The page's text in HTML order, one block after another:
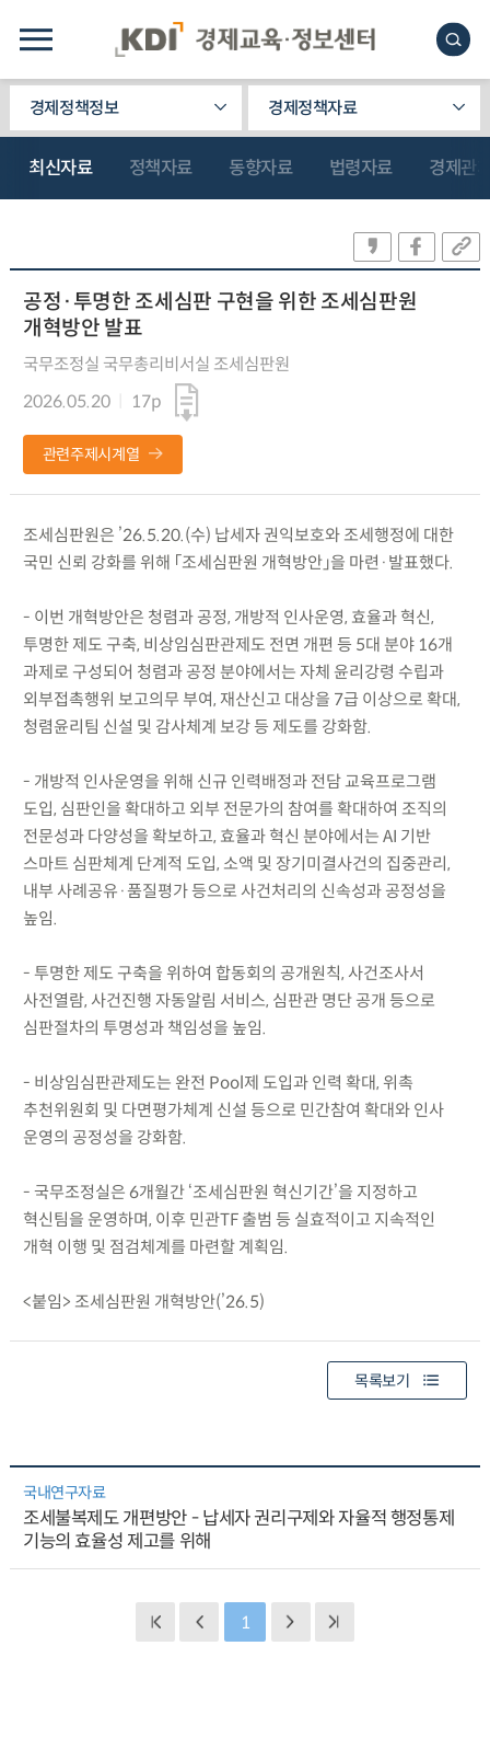
경제정책정보 경제정책자료
최신자료 정책자료 동향자료 법령자료 경제관
공정·투명한 조세심판 구현을 위한 조세심판원
개혁방안 발표
국무조정실 국무총리비서실 조세심판원
2026.05.20
17p
관련주제시계열
조세심판원은 ’26.5.20.(수) 납세자 권익보호와 조세행정에 대한
국민 신뢰 강화를 위해 「조세심판원 개혁방안」을 마련·발표했다.
- 이번 개혁방안은 청렴과 공정, 개방적 인사운영, 효율과 혁신,
투명한 제도 구축, 비상임심판관제도 전면 개편 등 5대 분야 16개
과제로 구성되어 청렴과 공정 분야에서는 자체 윤리강령 수립과
외부접촉행위 보고의무 부여, 재산신고 대상을 7급 이상으로 확대,
청렴윤리팀 신설 및 감사체계 보강 등 제도를 강화함.
- 개방적 인사운영을 위해 신규 인력배정과 전담 교육프로그램
도입, 심판인을 확대하고 외부 전문가의 참여를 확대하여 조직의
전문성과 다양성을 확보하고, 효율과 혁신 분야에서는 AI 기반
스마트 심판체계 단계적 도입, 소액 및 장기미결사건의 집중관리,
내부 사례공유·품질평가 등으로 사건처리의 신속성과 공정성을
높임.
- 투명한 제도 구축을 위하여 합동회의 공개원칙, 사건조사서
사전열람, 사건진행 자동알림 서비스, 심판관 명단 공개 등으로
심판절차의 투명성과 책임성을 높임.
- 비상임심판관제도는 완전 Pool제 도입과 인력 확대, 위촉
추천위원회 및 다면평가체계 신설 등으로 민간참여 확대와 인사
운영의 공정성을 강화함.
- 국무조정실은 6개월간 ‘조세심판원 혁신기간’을 지정하고
혁신팀을 운영하며, 이후 민관TF 출범 등 실효적이고 지속적인
개혁 이행 및 점검체계를 마련할 계획임.
<붙임> 조세심판원 개혁방안(’26.5)
목록보기
국내연구자료
조세불복제도 개편방안 - 납세자 권리구제와 자율적 행정통제
기능의 효율성 제고를 위해
1